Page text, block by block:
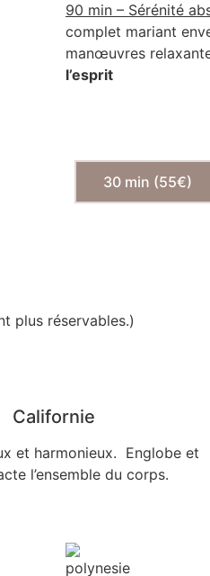
90 min – Sérénité
complet mariant
manœuvres
l’esprit
30 min (55€)
plus réservables.)
Californie
et harmonieux. Englobe et
l’ensemble du corps.